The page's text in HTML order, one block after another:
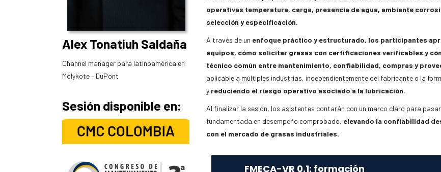
Alex Tonatiuh Saldaña
Channel manager para latinoamérica en
Molykote – DuPont
Sesión disponible en:
operativas temperatura, carga, presencia de agua, ambiente
selección y especificación.
A través de un enfoque práctico y estructurado, los participantes
equipos, cómo solicitar grasas con certificaciones verificables y
técnico común entre mantenimiento, confiabilidad, compras y
aplicable a múltiples industrias, independientemente del fabricante o la
y reduciendo el riesgo operativo asociado a la lubricación.
Al finalizar la sesión, los asistentes contarán con un marco claro para
fundamentada en desempeño comprobado, elevando la confiabilidad
con el mercado de grasas industriales.
FMECA-VR 0.1: formación